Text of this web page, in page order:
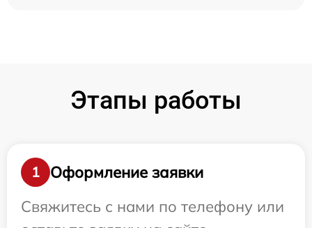
Этапы работы
1
Оформление заявки
Свяжитесь с нами по телефону или